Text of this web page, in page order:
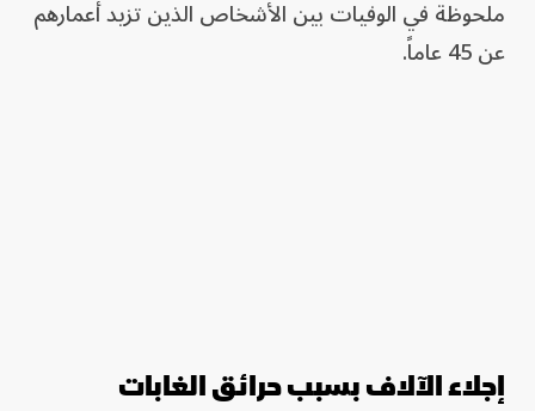
ملحوظة في الوفيات بين الأشخاص الذين تزيد أعمارهم
عن 45 عاماً.
إجلاء الآلاف بسبب حرائق الغابات